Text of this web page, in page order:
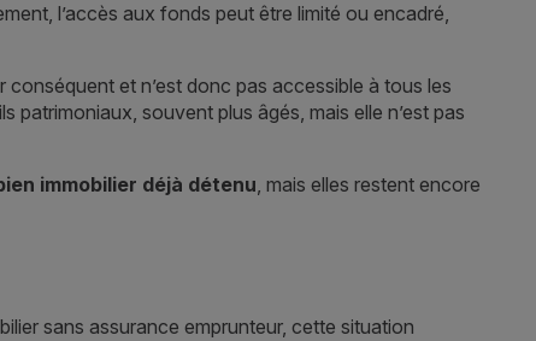
l’accès aux fonds peut être limité ou encadré,
et n’est donc pas accessible à tous les
patrimoniaux, souvent plus âgés, mais elle n’est pas
immobilier déjà détenu, mais elles restent encore
sans assurance emprunteur, cette situation